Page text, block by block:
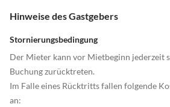
Hinweise des Gastgebers
Stornierungsbedingung
Der Mieter kann vor Mietbeginn jederzeit
Buchung zurücktreten.
Im Falle eines Rücktritts fallen folgende
an: